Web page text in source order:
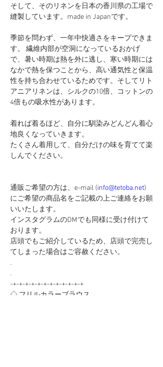
そして、そのリネンを日本の香川県の工場で
縫製しています。made in Japanです。
季節を問わず、一年中快適さをキープできま
す。 繊維内部が空洞になっているおかげ
で、暑い時期は熱を外に逃し、寒い時期には
なかで熱を保つことから、高い通気性と保温
性を持ち合わせているためです。そしてリト
アニアリネンは、シルクの10倍、コットンの
4倍もの吸水性があります。
着れば着るほど、自分に馴染みどんどん着心
地良くなっていきます。
たくさん着用して、自分だけの味を育てて楽
しんでください。
通販ご希望の方は、e-mail (info@tetoba.net)
にご希望の商品名をご記載の上ご連絡をお願
いいたします。
インスタグラムのDMでも同様に受け付けて
おります。
店頭でもご紹介しているため、店頭で完売し
てしまった場合はご容赦ください。
.
.
-+-+-+-+-+-+-+-+-+-+-+-+
◇ フリルカラーブラウス